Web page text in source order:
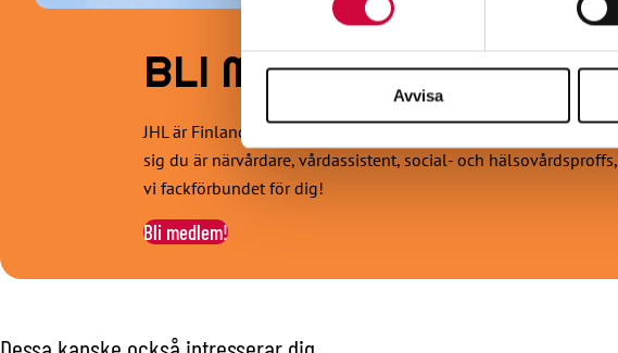
till de sociala medier och annons- och
Avvisa
BLI MEDLEM!
JHL är Finlands mångsidigaste fackförbund. Våra medlemmar
sig du är närvårdare, vårdassistent, social- och
vi fackförbundet för dig!
Bli medlem!